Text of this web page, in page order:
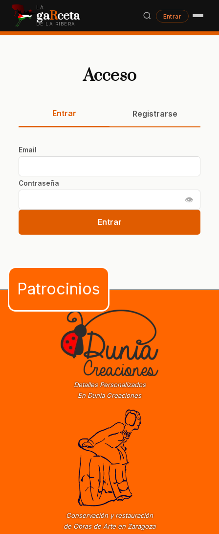
LA
gaRceta
DE LA RIBERA
Entrar
Acceso
Entrar Registrarse
Email
Contraseña
👁
Entrar
Detalles Personalizados
En Dunia Creaciones
Conservación y restauración
de Obras de Arte en Zaragoza